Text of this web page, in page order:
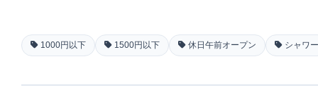
1000円以下 1500円以下 休日午前オープン シャワー